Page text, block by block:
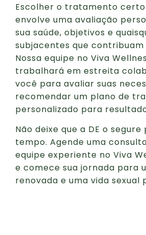
Escolher o tratamento certo
envolve uma avaliação
sua saúde, objetivos e
subjacentes que contribuam
Nossa equipe no Viva
trabalhará em estreita
você para avaliar suas
recomendar um plano de
personalizado para
Não deixe que a DE o segure
tempo. Agende uma
equipe experiente no Viva
e comece sua jornada para
renovada e uma vida sexual